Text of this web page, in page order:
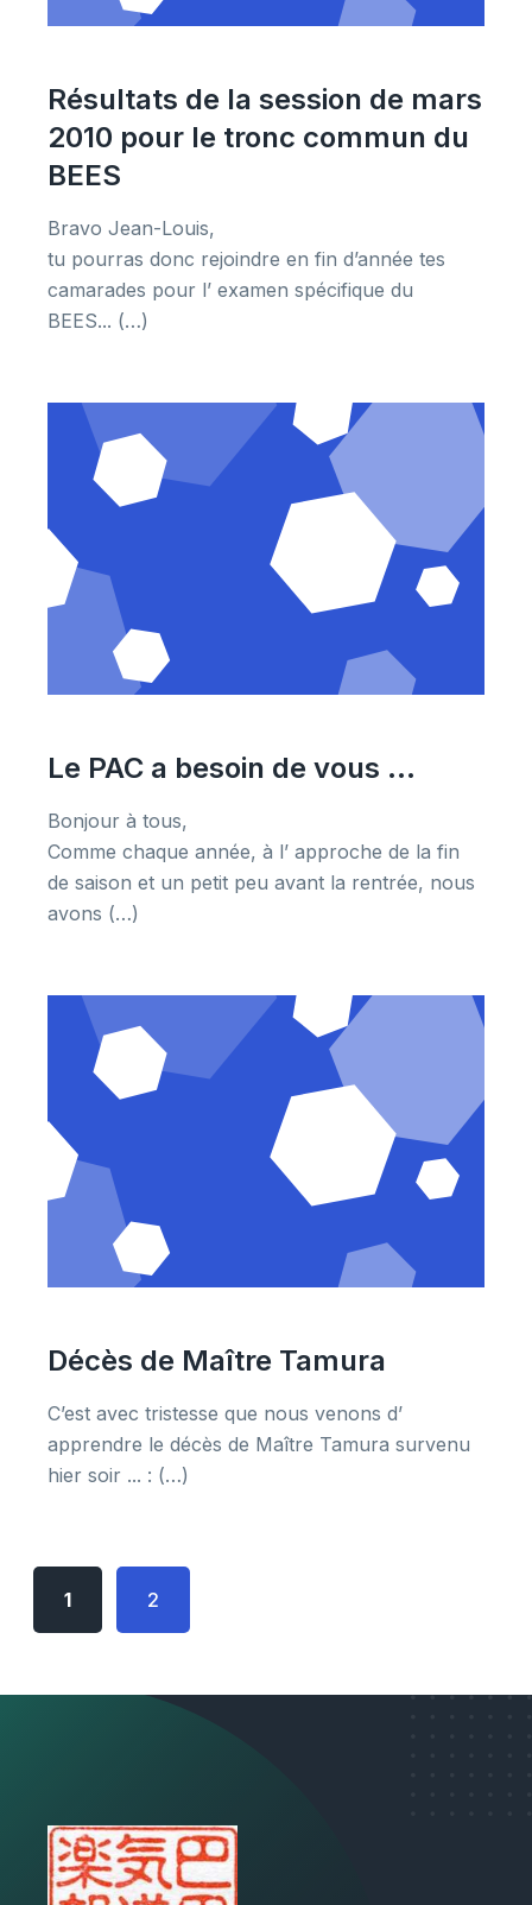
Résultats de la session de mars
2010 pour le tronc commun du
BEES
Bravo Jean-Louis,
tu pourras donc rejoindre en fin d’année tes
camarades pour l’ examen spécifique du
BEES... (…)
Le PAC a besoin de vous ...
Bonjour à tous,
Comme chaque année, à l’ approche de la fin
de saison et un petit peu avant la rentrée, nous
avons (…)
Décès de Maître Tamura
C’est avec tristesse que nous venons d’
apprendre le décès de Maître Tamura survenu
hier soir ... : (…)
1 2